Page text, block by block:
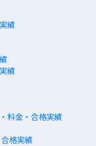
績
績
料金・合格実績
格実績